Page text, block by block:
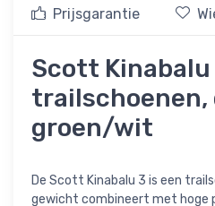
Prijsgarantie
Scott Kinabalu
trailschoenen,
groen/wit
De Scott Kinabalu 3 is een
gewicht combineert met hoge